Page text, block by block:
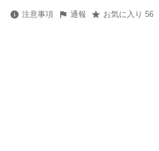
注意事項 通報 お気に入り 56